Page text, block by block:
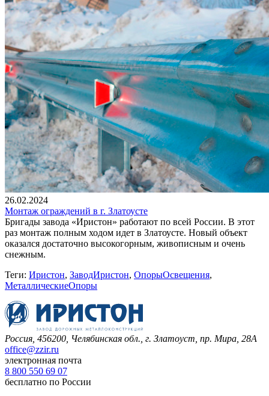
26.02.2024
Монтаж ограждений в г. Златоусте
Бригады завода «Иристон» работают по всей России. В этот
раз монтаж полным ходом идет в Златоусте. Новый объект
оказался достаточно высокогорным, живописным и очень
снежным.
Теги: Иристон, ЗаводИристон, ОпорыОсвещения,
МеталлическиеОпоры
Россия, 456200, Челябинская обл., г. Златоуст, пр. Мира, 28А
office@zzir.ru
электронная почта
8 800 550 69 07
бесплатно по России